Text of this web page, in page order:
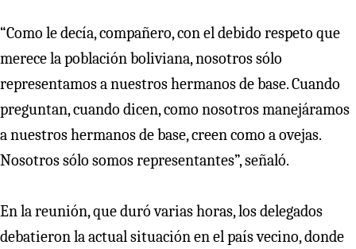
“Como le decía, compañero, con el debido respeto que
merece la población boliviana, nosotros sólo
representamos a nuestros hermanos de base. Cuando
preguntan, cuando dicen, como nosotros manejáramos
a nuestros hermanos de base, creen como a ovejas.
Nosotros sólo somos representantes”, señaló.
En la reunión, que duró varias horas, los delegados
debatieron la actual situación en el país vecino, donde